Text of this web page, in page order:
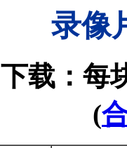
录像
下载：每
(